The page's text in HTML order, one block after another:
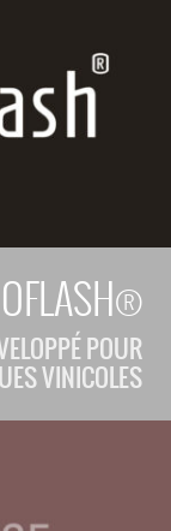
POUR
VINICOLES